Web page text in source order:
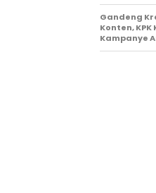
Gandeng
Konten, KPK
Kampanye